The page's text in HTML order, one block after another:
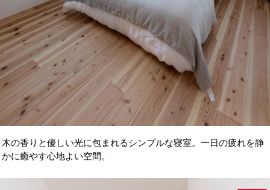
木の香りと優しい光に包まれるシンプルな寝室。一日の疲れを静
かに癒やす心地よい空間。